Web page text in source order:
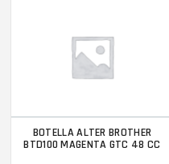
BOTELLA ALTER BROTHER
BTD100 MAGENTA GTC 48 CC